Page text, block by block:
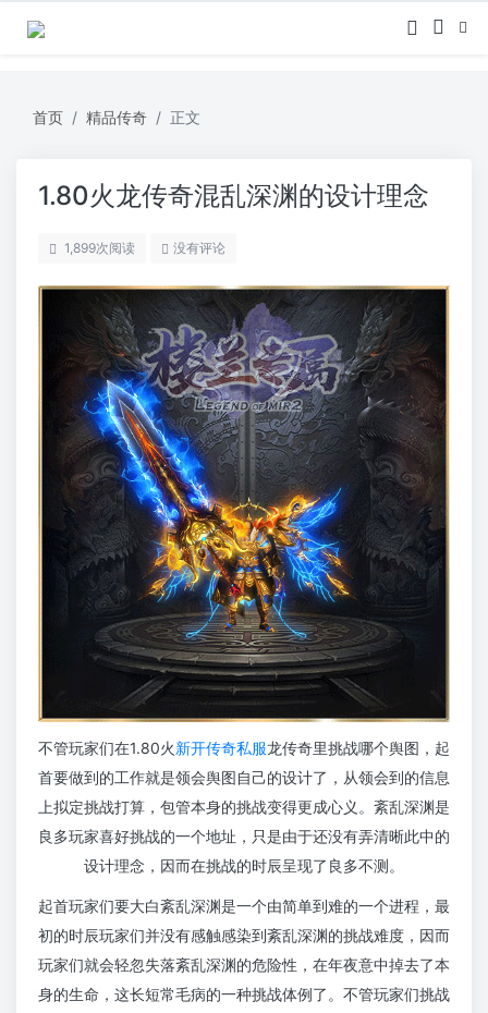
首页 精品传奇 正文
1.80火龙传奇混乱深渊的设计理念
1,899次阅读 没有评论
不管玩家们在1.80火新开传奇私服龙传奇里挑战哪个舆图，起
首要做到的工作就是领会舆图自己的设计了，从领会到的信息
上拟定挑战打算，包管本身的挑战变得更成心义。紊乱深渊是
良多玩家喜好挑战的一个地址，只是由于还没有弄清晰此中的
设计理念，因而在挑战的时辰呈现了良多不测。
起首玩家们要大白紊乱深渊是一个由简单到难的一个进程，最
初的时辰玩家们并没有感触感染到紊乱深渊的挑战难度，因而
玩家们就会轻忽失落紊乱深渊的危险性，在年夜意中掉去了本
身的生命，这长短常毛病的一种挑战体例了。不管玩家们挑战